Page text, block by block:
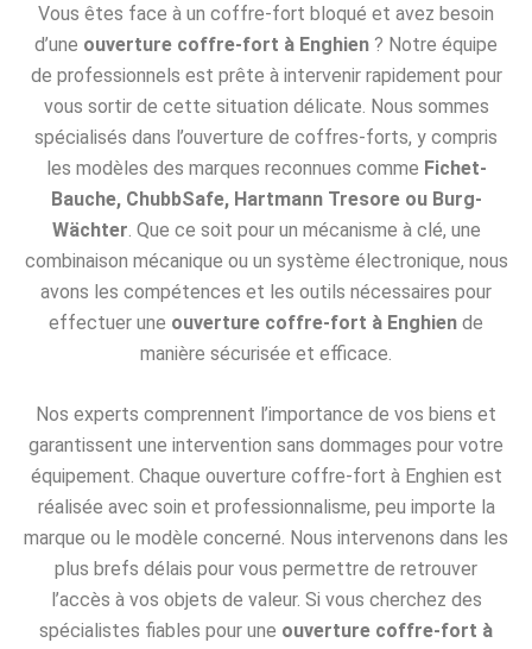
Vous êtes face à un coffre-fort bloqué et avez besoin
d’une ouverture coffre-fort à Enghien ? Notre équipe
de professionnels est prête à intervenir rapidement pour
vous sortir de cette situation délicate. Nous sommes
spécialisés dans l’ouverture de coffres-forts, y compris
les modèles des marques reconnues comme Fichet-
Bauche, ChubbSafe, Hartmann Tresore ou Burg-
Wächter . Que ce soit pour un mécanisme à clé, une
combinaison mécanique ou un système électronique, nous
avons les compétences et les outils nécessaires pour
effectuer une ouverture coffre-fort à Enghien de
manière sécurisée et efficace.
Nos experts comprennent l’importance de vos biens et
garantissent une intervention sans dommages pour votre
équipement. Chaque ouverture coffre-fort à Enghien est
réalisée avec soin et professionnalisme, peu importe la
marque ou le modèle concerné. Nous intervenons dans les
plus brefs délais pour vous permettre de retrouver
l’accès à vos objets de valeur. Si vous cherchez des
spécialistes fiables pour une ouverture coffre-fort à